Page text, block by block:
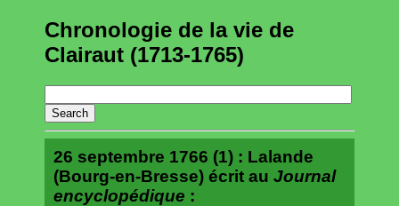
Chronologie de la vie de
Clairaut (1713-1765)
26 septembre 1766 (1) : Lalande
(Bourg-en-Bresse) écrit au Journal
encyclopédique :